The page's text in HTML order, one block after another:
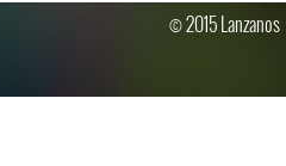
© 2015 Lanzanos